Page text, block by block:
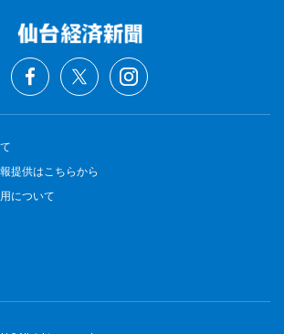
提供はこちらから
について